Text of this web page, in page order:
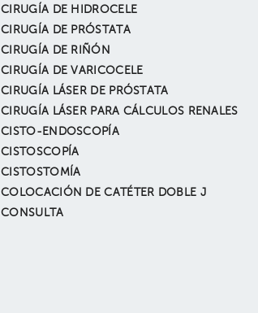
CIRUGÍA DE HIDROCELE
CIRUGÍA DE PRÓSTATA
CIRUGÍA DE RIÑÓN
CIRUGÍA DE VARICOCELE
CIRUGÍA LÁSER DE PRÓSTATA
CIRUGÍA LÁSER PARA CÁLCULOS RENALES
CISTO-ENDOSCOPÍA
CISTOSCOPÍA
CISTOSTOMÍA
COLOCACIÓN DE CATÉTER DOBLE J
CONSULTA